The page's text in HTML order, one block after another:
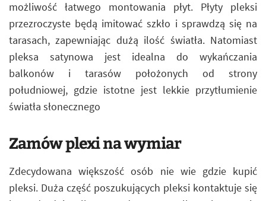
możliwość łatwego montowania płyt. Płyty pleksi
przezroczyste będą imitować szkło i sprawdzą się na
tarasach, zapewniając dużą ilość światła. Natomiast
pleksa satynowa jest idealna do wykańczania
balkonów i tarasów położonych od strony
południowej, gdzie istotne jest lekkie przytłumienie
światła słonecznego
Zamów plexi na wymiar
Zdecydowana większość osób nie wie gdzie kupić
pleksi. Duża część poszukujących pleksi kontaktuje się